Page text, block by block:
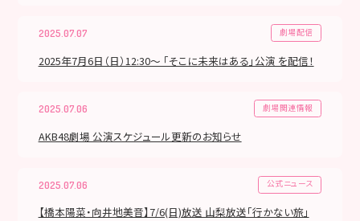
2025.07.07 劇場配信
2025年7月6日（日）12:30～ 「そこに未来はある」公演 を配信！
2025.07.06 劇場関連情報
AKB48劇場 公演スケジュール更新のお知らせ
2025.07.06 公式ニュース
【橋本陽菜・向井地美音】7/6(日)放送 山梨放送「行かない旅」